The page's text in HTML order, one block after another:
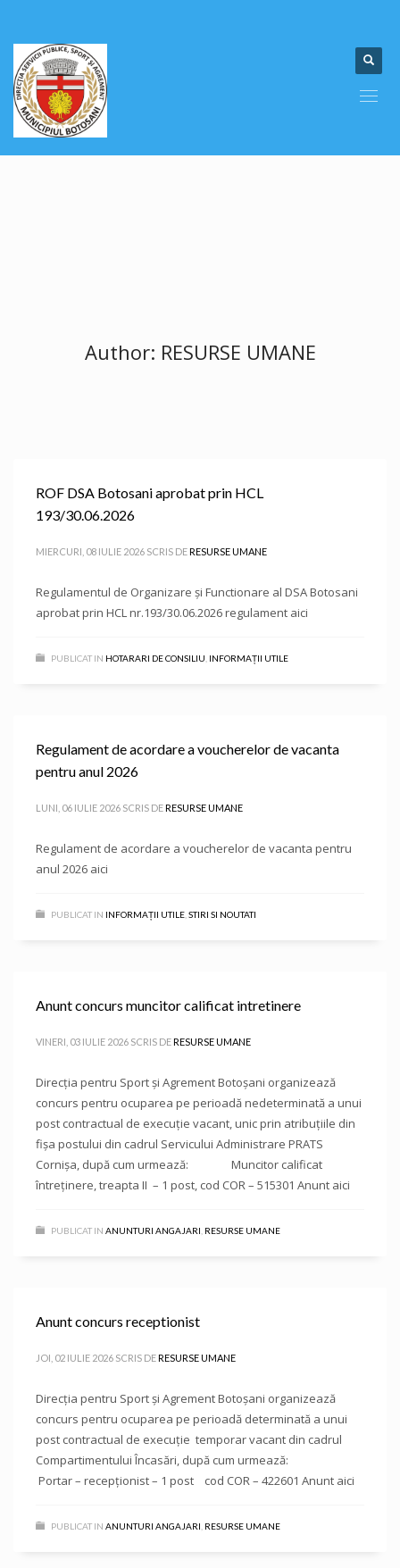
Author: RESURSE UMANE
ROF DSA Botosani aprobat prin HCL
193/30.06.2026
MIERCURI, 08 IULIE 2026 SCRIS DERESURSE UMANE
Regulamentul de Organizare și Functionare al DSA Botosani
aprobat prin HCL nr.193/30.06.2026 regulament aici
PUBLICAT IN HOTARARI DE CONSILIU INFORMAȚII UTILE
Regulament de acordare a voucherelor de vacanta
pentru anul 2026
LUNI, 06 IULIE 2026 SCRIS DERESURSE UMANE
Regulament de acordare a voucherelor de vacanta pentru
anul 2026 aici
PUBLICAT IN INFORMAȚII UTILE STIRI SI NOUTATI
Anunt concurs muncitor calificat intretinere
VINERI, 03 IULIE 2026 SCRIS DERESURSE UMANE
Direcţia pentru Sport și Agrement Botoşani organizează
concurs pentru ocuparea pe perioadă nedeterminată a unui
post contractual de execuție vacant, unic prin atribuțiile din
fișa postului din cadrul Servicului Administrare PRATS
Cornișa, după cum urmează: Muncitor calificat
întreținere, treapta II – 1 post, cod COR – 515301 Anunt aici
PUBLICAT IN ANUNTURI ANGAJARI RESURSE UMANE
Anunt concurs receptionist
JOI, 02 IULIE 2026 SCRIS DERESURSE UMANE
Direcţia pentru Sport și Agrement Botoşani organizează
concurs pentru ocuparea pe perioadă determinată a unui
post contractual de execuție temporar vacant din cadrul
Compartimentului Încasări, după cum urmează:
Portar – recepționist – 1 post cod COR – 422601 Anunt aici
PUBLICAT IN ANUNTURI ANGAJARI RESURSE UMANE